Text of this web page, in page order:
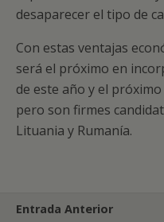
desaparecer el tipo de
Con estas ventajas
será el próximo en
de este año y el
pero son firmes
Lituania y Rumanía.
Entrada Anterior